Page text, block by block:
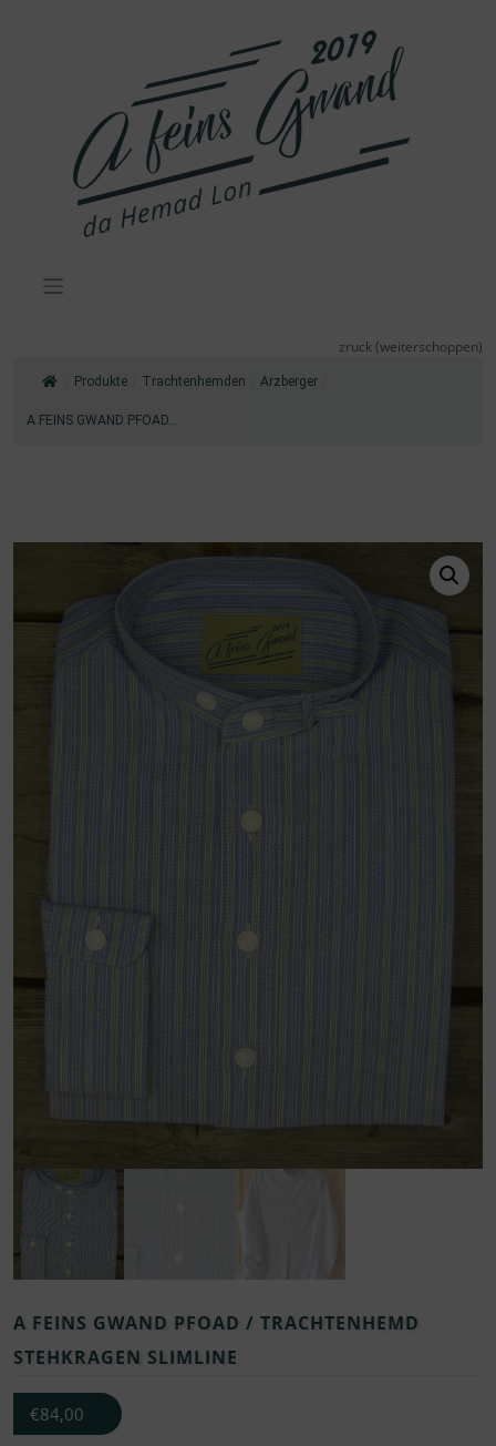
zruck (weiterschoppen)
Produkte Trachtenhemden Arzberger
A FEINS GWAND PFOAD...
A FEINS GWAND PFOAD / TRACHTENHEMD
STEHKRAGEN SLIMLINE
€84,00